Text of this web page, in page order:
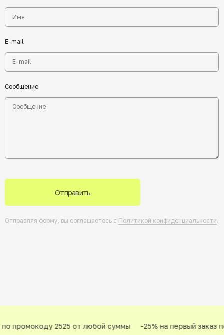
E-mail
Сообщение
Отправить
Отправляя форму, вы соглашаетесь с Политикой конфиденциальности.
промокоду 2525 от любой суммы -25% на первый заказ